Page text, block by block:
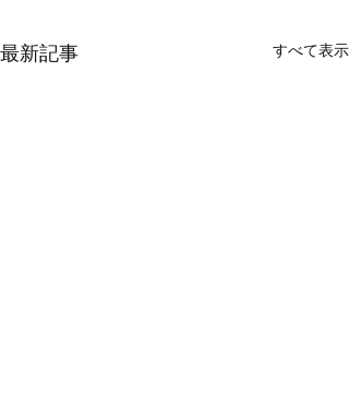
最新記事 すべて表示